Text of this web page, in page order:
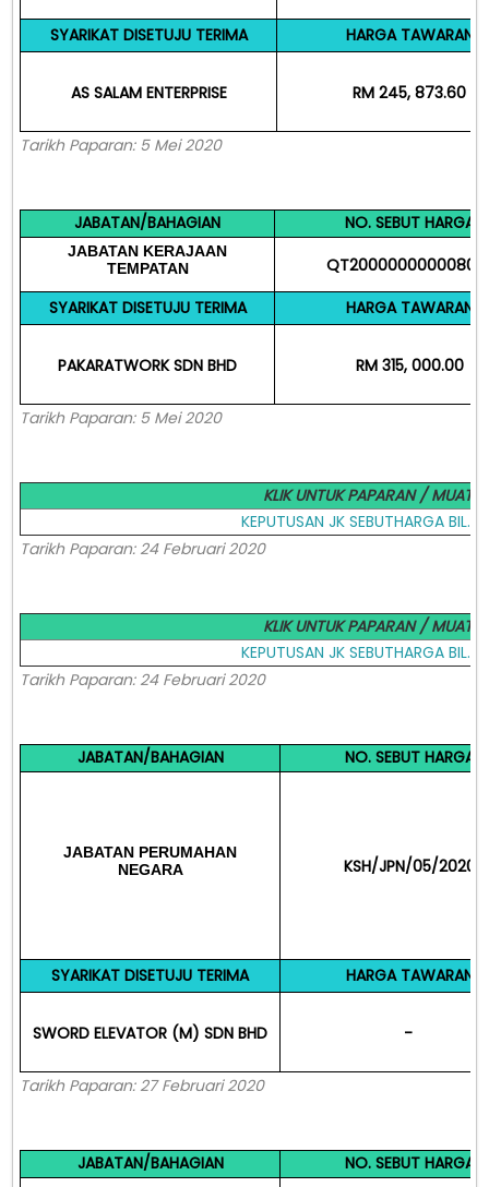
SYARIKAT DISETUJU TERIMA HARGA TAWARAN
AS SALAM ENTERPRISE RM 245, 873.60
Tarikh Paparan: 5 Mei 2020
JABATAN/BAHAGIAN NO. SEBUT HARGA
JABATAN KERAJAAN
TEMPATAN
SYARIKAT DISETUJU TERIMA
HARGA TAWARAN
PAKARATWORK SDN BHD RM 315, 000.00
Tarikh Paparan: 5 Mei 2020
KLIK UNTUK PAPARAN / MUAT
KEPUTUSAN JK SEBUTHARGA BIL.
Tarikh Paparan: 24 Februari 2020
KLIK UNTUK PAPARAN / MUAT
KEPUTUSAN JK SEBUTHARGA BIL.
Tarikh Paparan: 24 Februari 2020
JABATAN/BAHAGIAN NO. SEBUT HARGA
JABATAN PERUMAHAN
NEGARA
KSH/JPN/05/2020
SYARIKAT DISETUJU TERIMA HARGA TAWARAN
SWORD ELEVATOR (M) SDN BHD -
Tarikh Paparan: 27 Februari 2020
JABATAN/BAHAGIAN NO. SEBUT HARGA